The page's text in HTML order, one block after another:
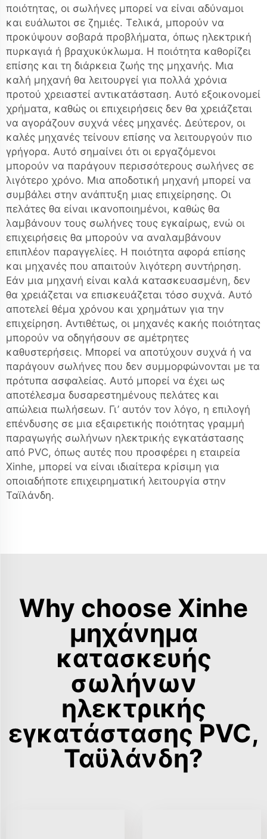
ποιότητας, οι σωλήνες μπορεί να είναι αδύναμοι
και ευάλωτοι σε ζημιές. Τελικά, μπορούν να
προκύψουν σοβαρά προβλήματα, όπως ηλεκτρική
πυρκαγιά ή βραχυκύκλωμα. Η ποιότητα καθορίζει
επίσης και τη διάρκεια ζωής της μηχανής. Μια
καλή μηχανή θα λειτουργεί για πολλά χρόνια
προτού χρειαστεί αντικατάσταση. Αυτό εξοικονομεί
χρήματα, καθώς οι επιχειρήσεις δεν θα χρειάζεται
να αγοράζουν συχνά νέες μηχανές. Δεύτερον, οι
καλές μηχανές τείνουν επίσης να λειτουργούν πιο
γρήγορα. Αυτό σημαίνει ότι οι εργαζόμενοι
μπορούν να παράγουν περισσότερους σωλήνες σε
λιγότερο χρόνο. Μια αποδοτική μηχανή μπορεί να
συμβάλει στην ανάπτυξη μιας επιχείρησης. Οι
πελάτες θα είναι ικανοποιημένοι, καθώς θα
λαμβάνουν τους σωλήνες τους εγκαίρως, ενώ οι
επιχειρήσεις θα μπορούν να αναλαμβάνουν
επιπλέον παραγγελίες. Η ποιότητα αφορά επίσης
και μηχανές που απαιτούν λιγότερη συντήρηση.
Εάν μια μηχανή είναι καλά κατασκευασμένη, δεν
θα χρειάζεται να επισκευάζεται τόσο συχνά. Αυτό
αποτελεί θέμα χρόνου και χρημάτων για την
επιχείρηση. Αντιθέτως, οι μηχανές κακής ποιότητας
μπορούν να οδηγήσουν σε αμέτρητες
καθυστερήσεις. Μπορεί να αποτύχουν συχνά ή να
παράγουν σωλήνες που δεν συμμορφώνονται με τα
πρότυπα ασφαλείας. Αυτό μπορεί να έχει ως
αποτέλεσμα δυσαρεστημένους πελάτες και
απώλεια πωλήσεων. Γι’ αυτόν τον λόγο, η επιλογή
επένδυσης σε μια εξαιρετικής ποιότητας γραμμή
παραγωγής σωλήνων ηλεκτρικής εγκατάστασης
από PVC, όπως αυτές που προσφέρει η εταιρεία
Xinhe, μπορεί να είναι ιδιαίτερα κρίσιμη για
οποιαδήποτε επιχειρηματική λειτουργία στην
Ταϊλάνδη.
Why choose Xinhe
μηχάνημα
κατασκευής
σωλήνων
ηλεκτρικής
εγκατάστασης PVC,
Ταϋλάνδη?